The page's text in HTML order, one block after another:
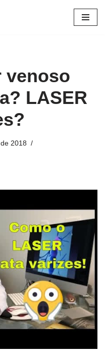
venoso
LASER
2018